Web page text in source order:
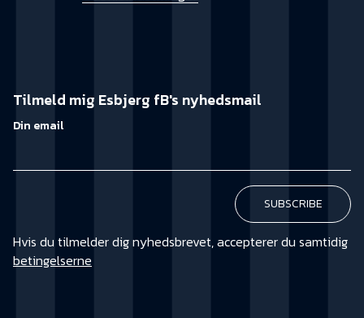
Tilmeld mig Esbjerg fB's nyhedsmail
Din email
Hvis du tilmelder dig nyhedsbrevet, accepterer du samtidig
betingelserne